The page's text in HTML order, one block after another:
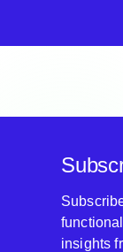
insights